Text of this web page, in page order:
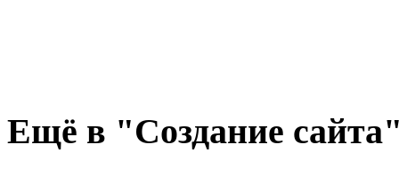
Ещё в "Создание